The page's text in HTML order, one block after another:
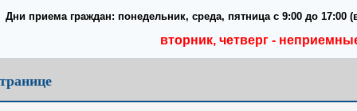
Дни приема граждан: понедельник, среда, пятница с 9:00 до 17:00
вторник, четверг -